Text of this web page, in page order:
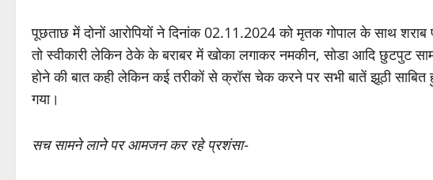
पूछताछ में दोनों आरोपियों ने दिनांक 02.11.2024 को मृतक गोपाल के साथ
तो स्वीकारी लेकिन ठेके के बराबर में खोका लगाकर नमकीन, सोडा आदि छुटपुट
होने की बात कही लेकिन कई तरीकों से क्रॉस चेक करने पर सभी बातें झूठी
गया।
सच सामने लाने पर आमजन कर रहे प्रशंसा-